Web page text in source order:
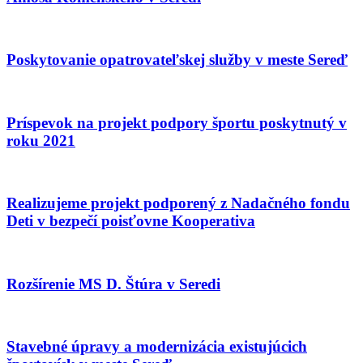
Poskytovanie opatrovateľskej služby v meste Sereď
Príspevok na projekt podpory športu poskytnutý v
roku 2021
Realizujeme projekt podporený z Nadačného fondu
Deti v bezpečí poisťovne Kooperativa
Rozšírenie MS D. Štúra v Seredi
Stavebné úpravy a modernizácia existujúcich